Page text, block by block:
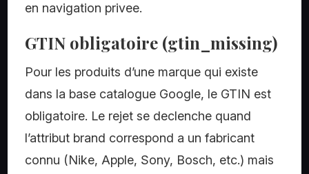
en navigation privee.
GTIN obligatoire (gtin_missing)
Pour les produits d’une marque qui existe
dans la base catalogue Google, le GTIN est
obligatoire. Le rejet se declenche quand
l’attribut brand correspond a un fabricant
connu (Nike, Apple, Sony, Bosch, etc.) mais